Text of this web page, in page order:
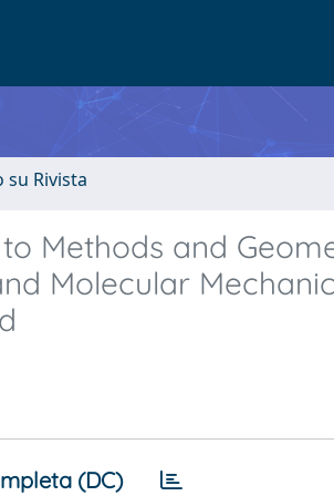
su Rivista
Methods and
Molecular
(DC)